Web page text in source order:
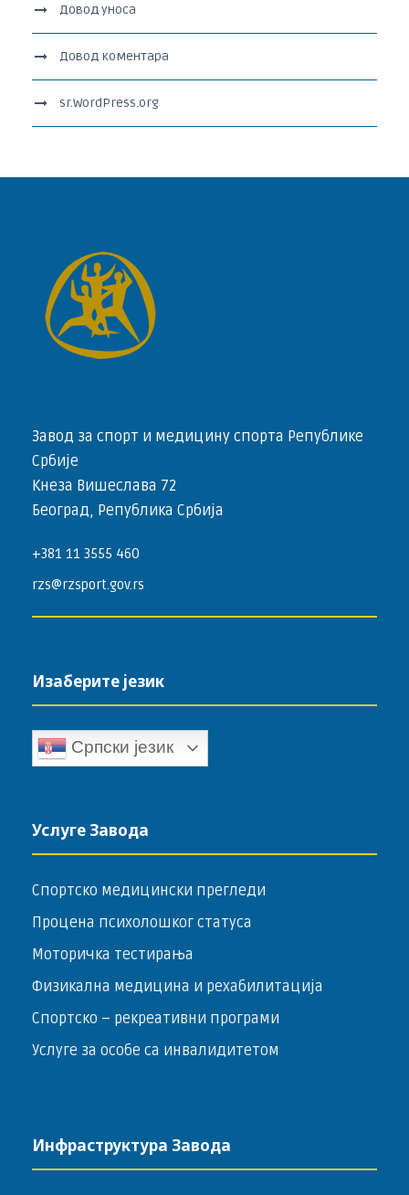
Довод уноса
Довод коментара
sr.WordPress.org
Завод за спорт и медицину спорта Републике
Србије
Кнеза Вишеслава 72
Београд, Република Србија
+381 11 3555 460
rzs@rzsport.gov.rs
Изаберите језик
Српски језик
Услуге Завода
Спортско медицински прегледи
Процена психолошког статуса
Моторичка тестирања
Физикална медицина и рехабилитација
Спортско – ­рекреативни програми
Услуге за особе са инвалидитетом
Инфраструктура Завода